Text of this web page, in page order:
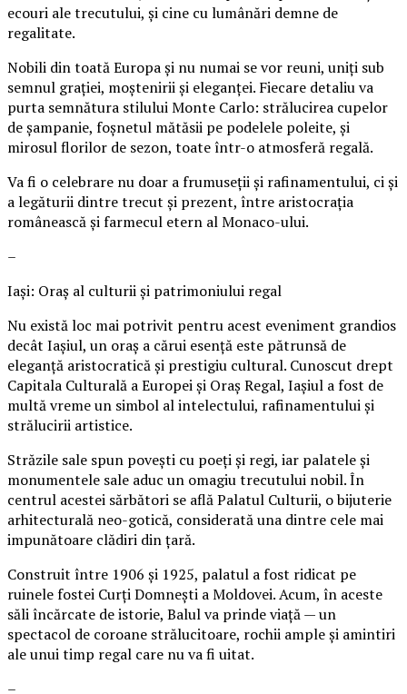
ecouri ale trecutului, și cine cu lumânări demne de
regalitate.
Nobili din toată Europa și nu numai se vor reuni, uniți sub
semnul grației, moștenirii și eleganței. Fiecare detaliu va
purta semnătura stilului Monte Carlo: strălucirea cupelor
de șampanie, foșnetul mătăsii pe podelele poleite, și
mirosul florilor de sezon, toate într-o atmosferă regală.
Va fi o celebrare nu doar a frumuseții și rafinamentului, ci și
a legăturii dintre trecut și prezent, între aristocrația
românească și farmecul etern al Monaco-ului.
–
Iași: Oraș al culturii și patrimoniului regal
Nu există loc mai potrivit pentru acest eveniment grandios
decât Iașiul, un oraș a cărui esență este pătrunsă de
eleganță aristocratică și prestigiu cultural. Cunoscut drept
Capitala Culturală a Europei și Oraș Regal, Iașiul a fost de
multă vreme un simbol al intelectului, rafinamentului și
strălucirii artistice.
Străzile sale spun povești cu poeți și regi, iar palatele și
monumentele sale aduc un omagiu trecutului nobil. În
centrul acestei sărbători se află Palatul Culturii, o bijuterie
arhitecturală neo-gotică, considerată una dintre cele mai
impunătoare clădiri din țară.
Construit între 1906 și 1925, palatul a fost ridicat pe
ruinele fostei Curți Domnești a Moldovei. Acum, în aceste
săli încărcate de istorie, Balul va prinde viață — un
spectacol de coroane strălucitoare, rochii ample și amintiri
ale unui timp regal care nu va fi uitat.
–